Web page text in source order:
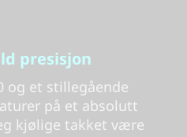
presisjon
og et stillegående
på et absolutt
kjølige takket være